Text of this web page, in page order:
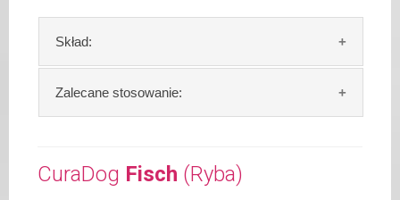
Podane liczby są wartościami orientacyjnymi.
Indywidualne potrzeby zależne są od rasy,
aktywności, warunków hodowli oraz innych
czynników.
Skład:
Skład:mięso i produkty pochodzenia
zwierzęcego: 69% indyk, 4% ryż, bulion mięsny,
Szczegółowa analiza składu:
Zalecane stosowanie:
świeży posiłek, oferujemy różne objętości
puszek. Zalecamy przechowywanie
CuraDog Fisch (Ryba)